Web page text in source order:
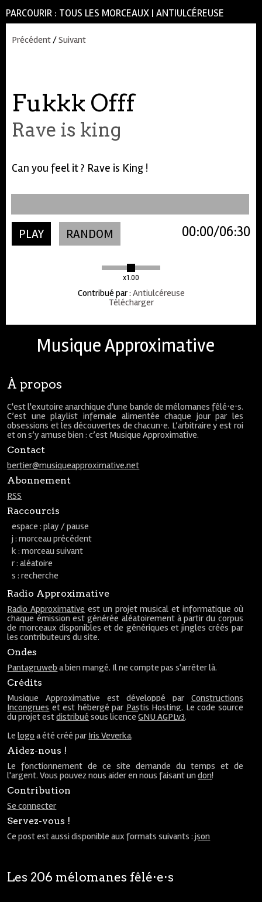
PARCOURIR : TOUS LES MORCEAUX | ANTIULCÉREUSE
Précédent/Suivant
Fukkk Offf
Rave is king
Can you feel it ? Rave is King !
PLAY RANDOM
x1.00
06:30
00:00
Contribué par: Antiulcéreuse
Télécharger
Musique Approximative
À propos
C'est l'exutoire anarchique d'une bande de mélomanes fêlé⋅e⋅s.
C’est une playlist infernale alimentée chaque jour par les
obsessions et les découvertes de chacun⋅e. L’arbitraire y est roi
et on s’y amuse bien : c’est Musique Approximative.
Contact
bertier@musiqueapproximative.net
Abonnement
RSS
Raccourcis
espace : play / pause
j : morceau précédent
k : morceau suivant
r : aléatoire
s : recherche
Radio Approximative
Radio Approximative est un projet musical et informatique où
chaque émission est générée aléatoirement à partir du corpus
de morceaux disponibles et de génériques et jingles créés par
les contributeurs du site.
Ondes
Pantagruweb a bien mangé. Il ne compte pas s'arrêter là.
Crédits
Musique Approximative est développé par Constructions
Incongrues et est hébergé par Pastis Hosting. Le code source
du projet estdistribué sous licenceGNU AGPLv3.
Lelogo a été créé par Iris Veverka.
Aidez-nous !
Le fonctionnement de ce site demande du temps et de
l'argent. Vous pouvez nous aider en nous faisant undon!
Contribution
Se connecter
Servez-vous !
Ce post est aussi disponible aux formats suivants :json
Les 206 mélomanes fêlé⋅e⋅s